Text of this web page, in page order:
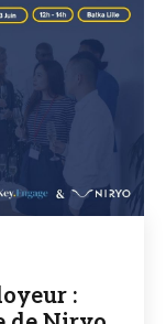
: